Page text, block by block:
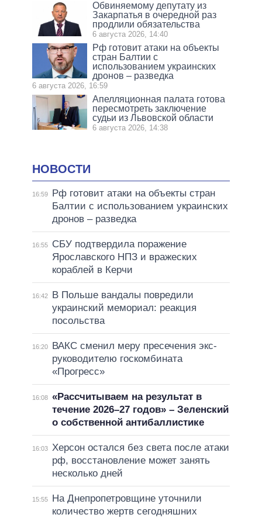
Обвиняемому депутату из
Закарпатья в очередной раз
продлили обязательства
6 августа 2026, 14:40
Рф готовит атаки на объекты
стран Балтии с
использованием украинских
дронов – разведка
6 августа 2026, 16:59
Апелляционная палата готова
пересмотреть заключение
судьи из Львовской области
6 августа 2026, 14:38
НОВОСТИ
16:59
Рф готовит атаки на объекты стран
Балтии с использованием украинских
дронов – разведка
16:55
СБУ подтвердила поражение
Ярославского НПЗ и вражеских
кораблей в Керчи
16:42
В Польше вандалы повредили
украинский мемориал: реакция
посольства
16:20
ВАКС сменил меру пресечения экс-
руководителю госкомбината
«Прогресс»
16:08 «Рассчитываем на результат в
течение 2026–27 годов» – Зеленский
о собственной антибаллистике
16:03 Херсон остался без света после атаки
рф, восстановление может занять
несколько дней
15:55
На Днепропетровщине уточнили
количество жертв сегодняшних